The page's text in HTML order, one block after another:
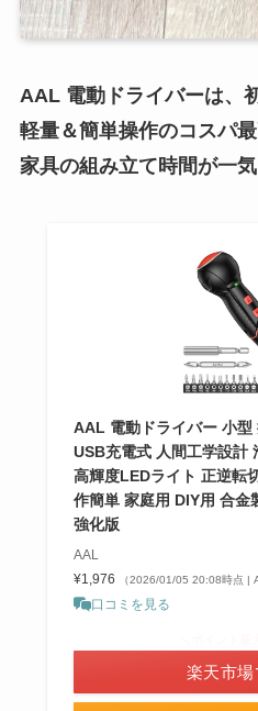
AAL 電動ドライバーは、
軽量＆簡単操作のコスパ最
家具の組み立て時間が一
AAL 電動ドライバー 小
USB充電式 人間工学設計
高輝度LEDライト 正逆転
作簡単 家庭用 DIY用 合金
強化版
AAL
¥1,976
（2026/01/05 20:08時点 |
口コミを見る
楽天市場